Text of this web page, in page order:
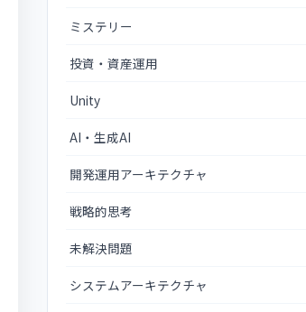
ミステリー
投資・資産運用
Unity
AI・生成AI
開発運用アーキテクチャ
戦略的思考
未解決問題
システムアーキテクチャ